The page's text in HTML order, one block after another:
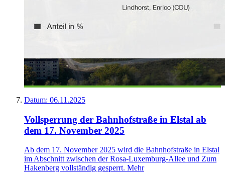
Datum: 06.11.2025
Vollsperrung der Bahnhofstraße in Elstal ab
dem 17. November 2025
Ab dem 17. November 2025 wird die Bahnhofstraße in Elstal
im Abschnitt zwischen der Rosa-Luxemburg-Allee und Zum
Hakenberg vollständig gesperrt. Mehr